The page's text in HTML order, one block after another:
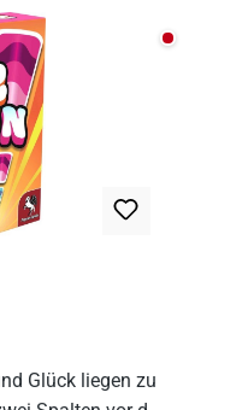
Nicht
Glück liegen zu